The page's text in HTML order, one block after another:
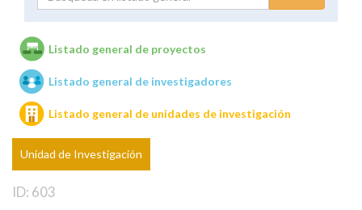
Unidades de investigación
Listado general de proyectos
Listado general de investigadores
Listado general de unidades de investigación
Unidad de Investigación
ID: 603